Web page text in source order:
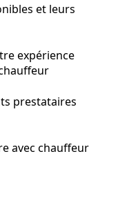
et leurs
expérience
prestataires
avec chauffeur